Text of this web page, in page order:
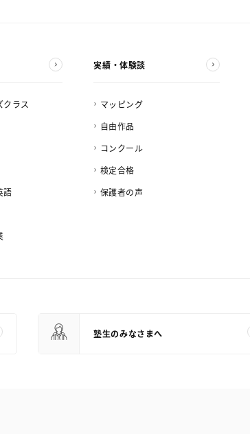
クラス
語
実績・体験談
マッピング
自由作品
コンクール
検定合格
保護者の声
塾生のみなさまへ